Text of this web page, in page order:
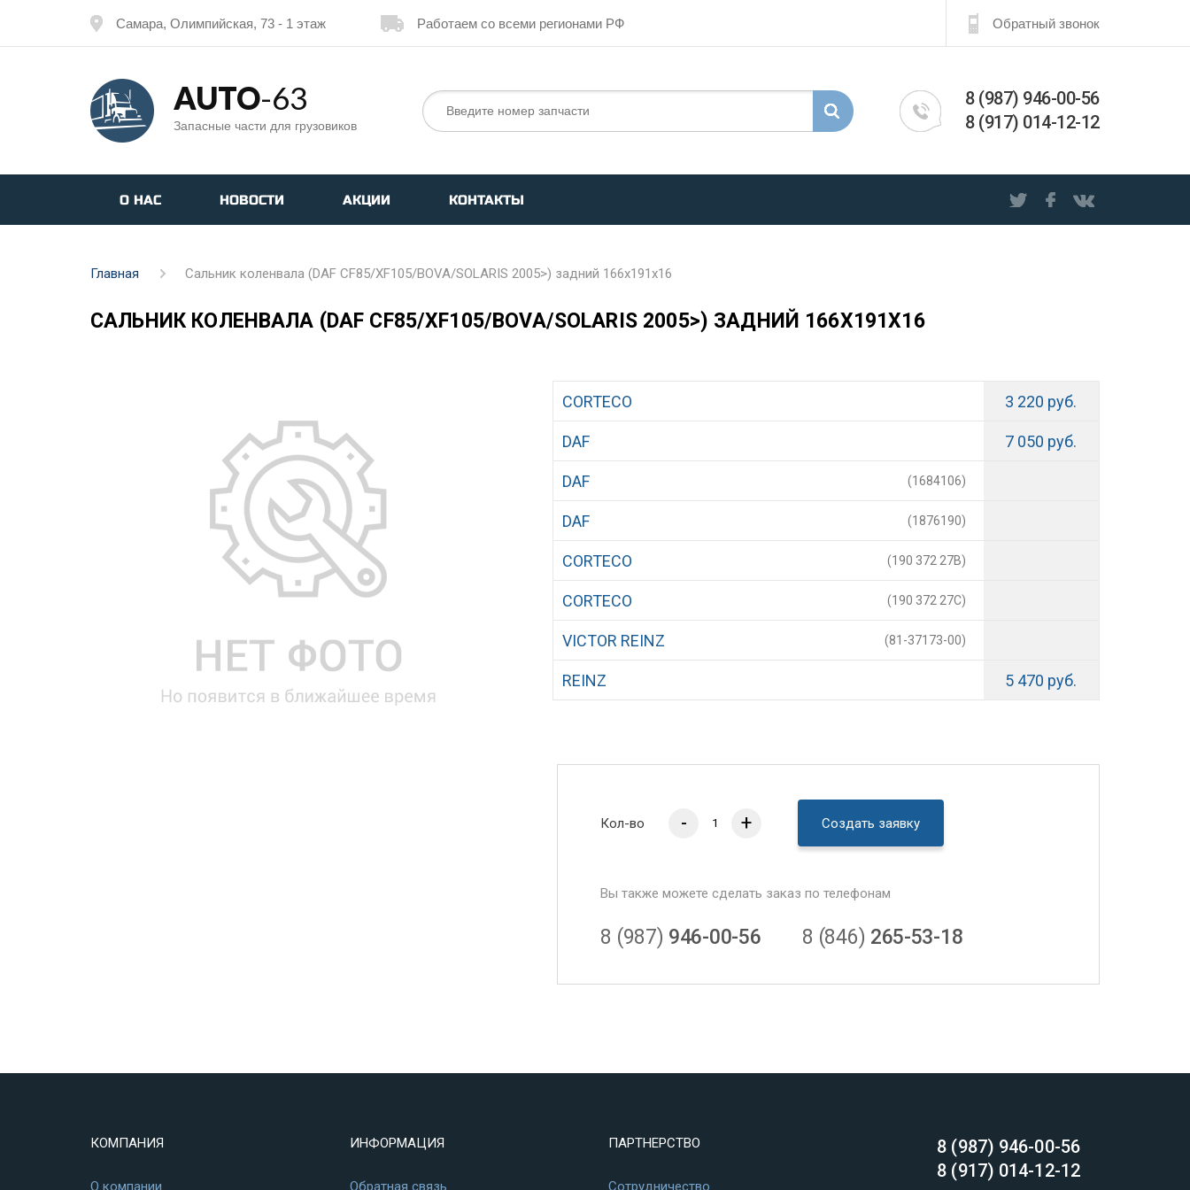
Самара, Олимпийская, 73 - 1 этаж Работаем со всеми регионами РФ Обратный звонок
AUTO-63
Запасные части для грузовиков
8 (987) 946-00-56
8 (917) 014-12-12
О НАС НОВОСТИ АКЦИИ КОНТАКТЫ
Главная Сальник коленвала (DAF CF85/XF105/BOVA/SOLARIS 2005>) задний 166x191x16
САЛЬНИК КОЛЕНВАЛА (DAF CF85/XF105/BOVA/SOLARIS 2005>) ЗАДНИЙ 166X191X16
CORTECO 3 220 руб.
DAF 7 050 руб.
DAF (1684106)
DAF (1876190)
CORTECO (190 372 27B)
CORTECO (190 372 27C)
VICTOR REINZ (81-37173-00)
REINZ 5 470 руб.
Кол-во - + Создать заявку
Вы также можете сделать заказ по телефонам
8 (987) 946-00-56 8 (846) 265-53-18
КОМПАНИЯ
О компании
ИНФОРМАЦИЯ
Обратная связь
ПАРТНЕРСТВО
Сотрудничество
8 (987) 946-00-56
8 (917) 014-12-12